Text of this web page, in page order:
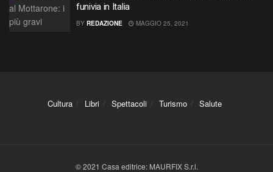
funivia in Italia
BY REDAZIONE MAGGIO 25, 2021
Cultura Libri Spettacoli Turismo Salute
© 2021 Casa editrice: MAURFIX S.r.l.